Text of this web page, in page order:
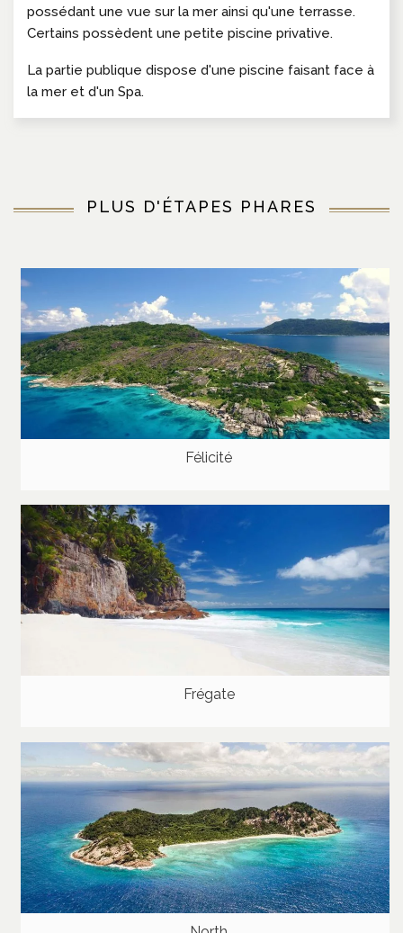
possédant une vue sur la mer ainsi qu'une terrasse.
Certains possèdent une petite piscine privative.
La partie publique dispose d'une piscine faisant face à
la mer et d'un Spa.
PLUS D'ÉTAPES PHARES
Félicité
Frégate